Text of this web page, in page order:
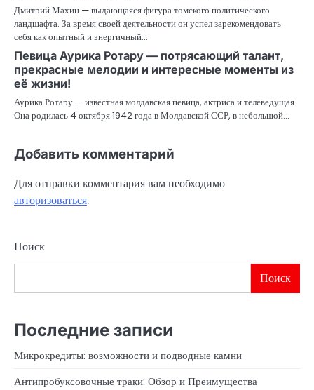
Дмитрий Махин — выдающаяся фигура томского политического
ландшафта. За время своей деятельности он успел зарекомендовать
себя как опытный и энергичный…
Певица Аурика Ротару — потрясающий талант,
прекрасные мелодии и интересные моменты из
её жизни!
Аурика Ротару — известная молдавская певица, актриса и телеведущая.
Она родилась 4 октября 1942 года в Молдавской ССР, в небольшой…
Добавить комментарий
Для отправки комментария вам необходимо
авторизоваться.
Поиск
Поиск
Последние записи
Микрокредиты: возможности и подводные камни
Антипробуксовочные траки: Обзор и Преимущества